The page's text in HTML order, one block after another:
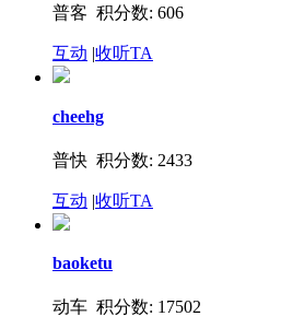
普客 积分数: 606
互动 |收听TA
cheehg
普快 积分数: 2433
互动 |收听TA
baoketu
动车 积分数: 17502